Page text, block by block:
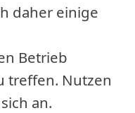
daher einige
Betrieb
treffen. Nutzen
an.